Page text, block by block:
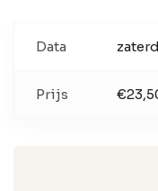
Data
Prijs